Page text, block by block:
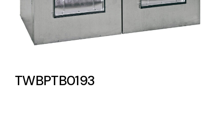
Lighting and Electrical
Equipment
TWBPTB0193